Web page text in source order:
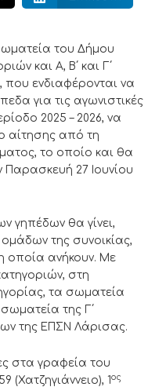
του Δήμου
και Α, Β΄ και Γ΄
ενδιαφέρονται να
για τις αγωνιστικές
2025 – 2026, να
αίτησης από τη
το οποίο και θα
Παρασκευή 27 Ιουνίου
γηπέδων θα γίνει,
της συνοικίας,
οποία ανήκουν. Με
στη
τα σωματεία
σωματεία της Γ΄
της ΕΠΣΝ Λάρισας.
στα γραφεία του
(Χατζηγιάννειο), 1ος